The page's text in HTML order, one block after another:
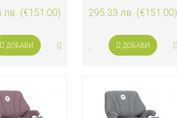
СИВ
лв. (€151.00)
ДОБАВИ
БЕЖОВ
295.33 лв. (€151.00)
ДОБАВИ